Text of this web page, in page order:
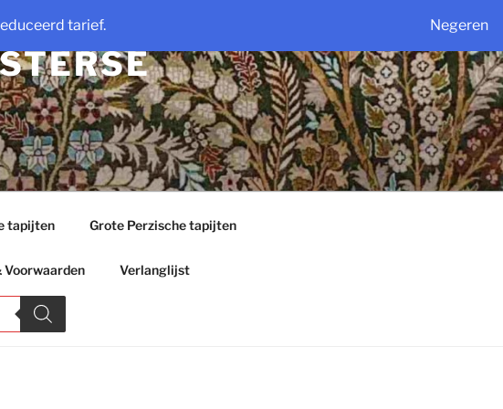
tarief. Negeren
tapijten Grote Perzische tapijten
Voorwaarden Verlanglijst